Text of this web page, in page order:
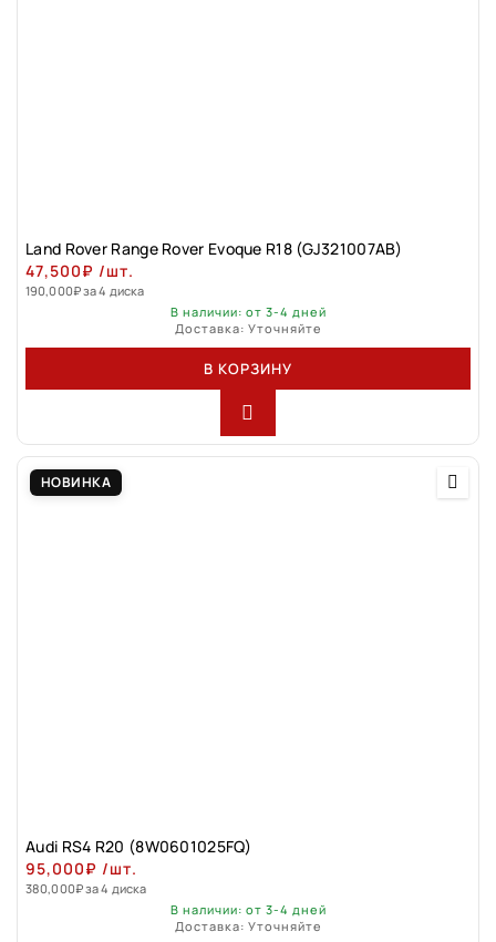
Land Rovеr Rаngе Rоver Evоque R18 (GJ321007АВ)
47,500₽ /шт.
190,000₽за 4 диска
В наличии: от 3-4 дней
Доставка: Уточняйте
В КОРЗИНУ
НОВИНКА
Audi RS4 R20 (8W0601025FQ)
95,000₽ /шт.
380,000₽за 4 диска
В наличии: от 3-4 дней
Доставка: Уточняйте